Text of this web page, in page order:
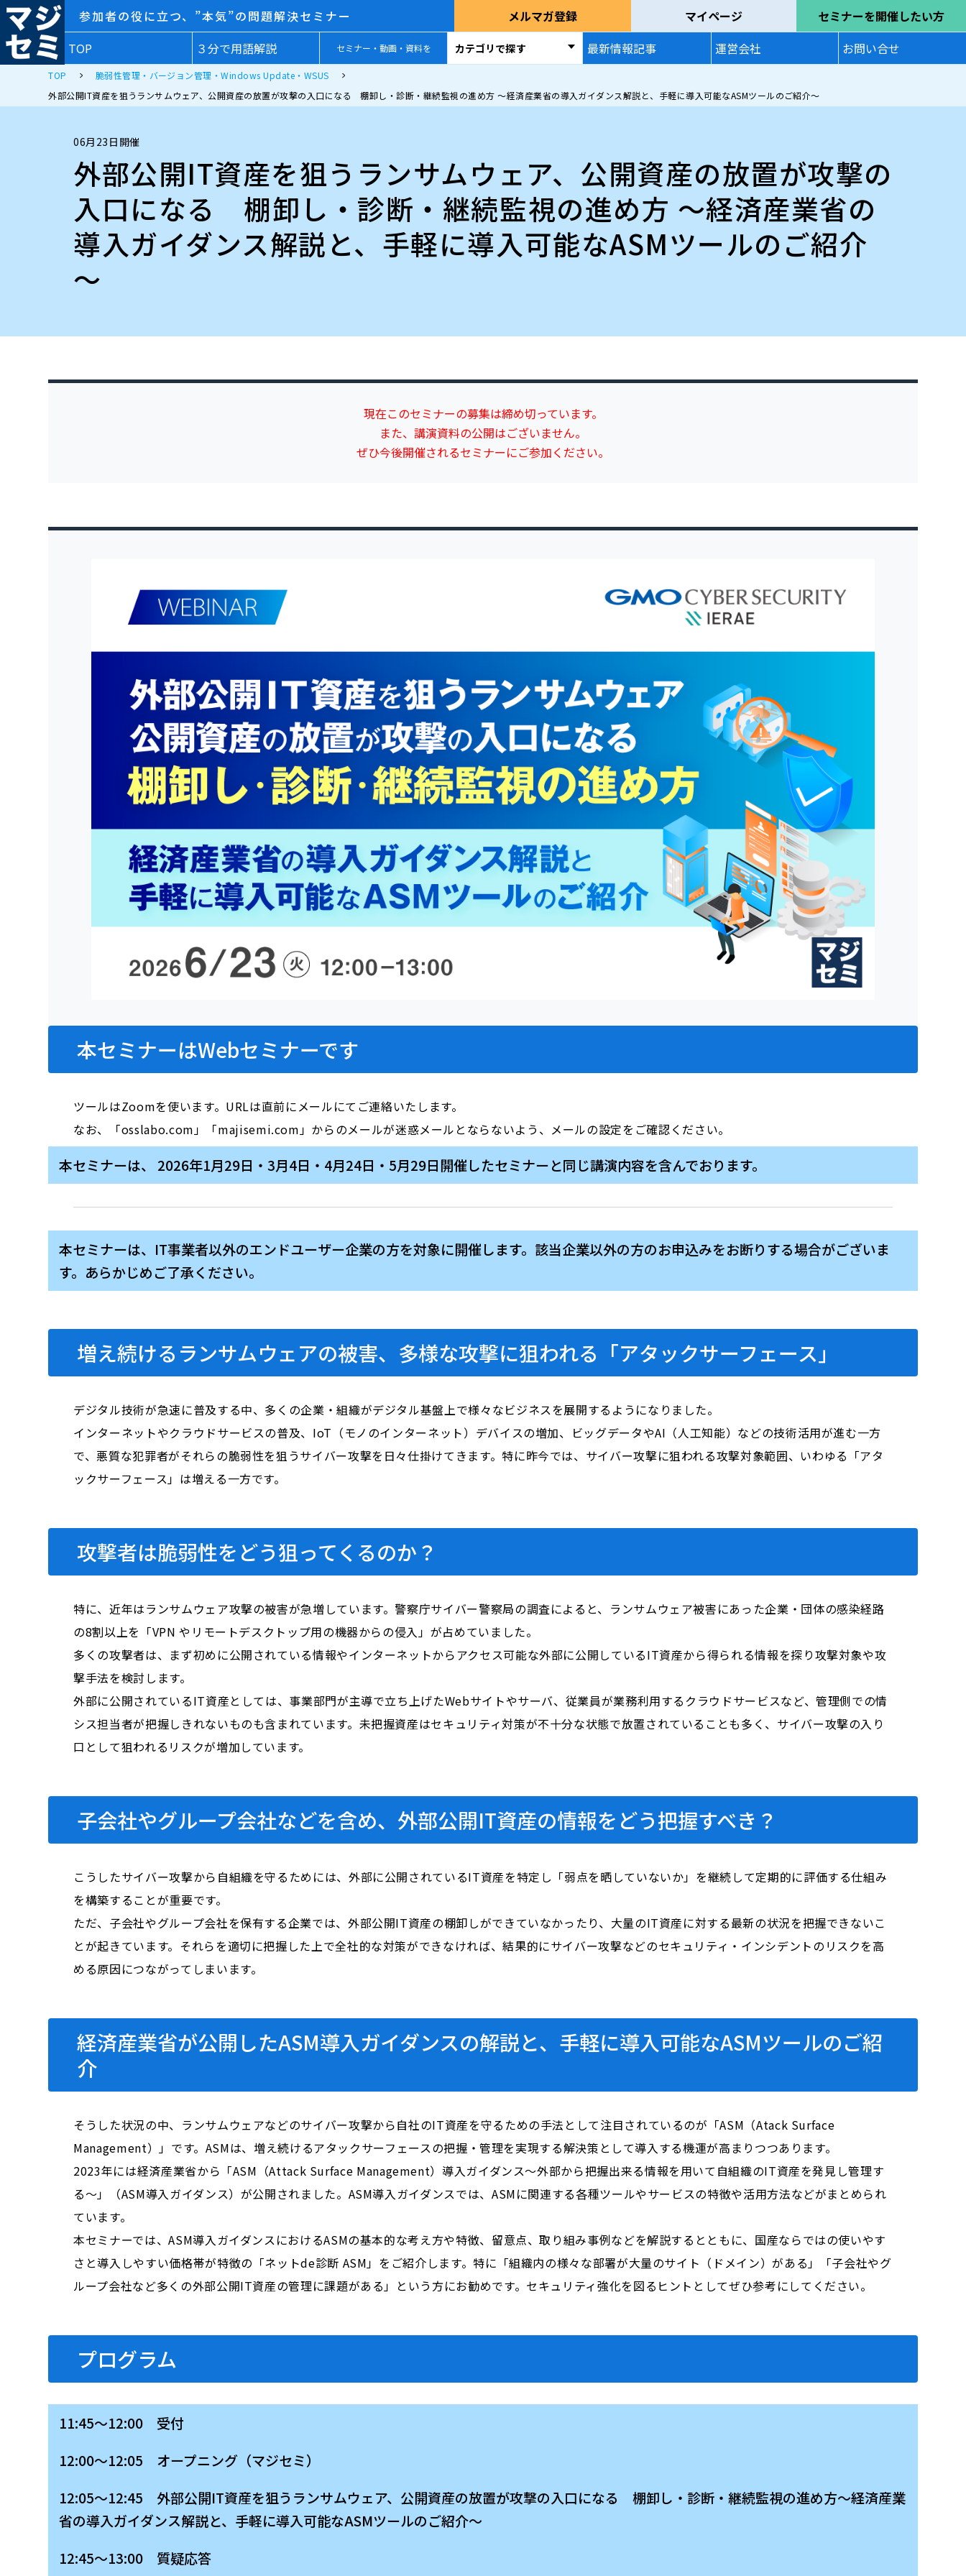
参加者の役に立つ、”本気”の問題解決セミナー メルマガ登録 マイページ
セミナーを開催したい方
TOP
３分で用語解説 セミナー・動画・資料を カテゴリで探す 最新情報記事 運営会社 お問い合せ
TOP
脆弱性管理・バージョン管理・Windows Update・WSUS
外部公開IT資産を狙うランサムウェア、公開資産の放置が攻撃の入口になる 棚卸し・診断・継続監視の進め方 ～経済産業省の導入ガイダンス解説と、手軽に導入可能なASMツールのご紹介～
06月23日開催
外部公開IT資産を狙うランサムウェア、公開資産の放置が攻撃の
入口になる 棚卸し・診断・継続監視の進め方 ～経済産業省の
導入ガイダンス解説と、手軽に導入可能なASMツールのご紹介
～
現在このセミナーの募集は締め切っています。
また、講演資料の公開はございません。
ぜひ今後開催されるセミナーにご参加ください。
本セミナーはWebセミナーです
ツールはZoomを使います。URLは直前にメールにてご連絡いたします。
なお、「osslabo.com」「majisemi.com」からのメールが迷惑メールとならないよう、メールの設定をご確認ください。
本セミナーは、 2026年1月29日・3月4日・4月24日・5月29日開催したセミナーと同じ講演内容を含んでおります。
本セミナーは、IT事業者以外のエンドユーザー企業の方を対象に開催します。該当企業以外の方のお申込みをお断りする場合がございま
す。あらかじめご了承ください。
増え続けるランサムウェアの被害、多様な攻撃に狙われる「アタックサーフェース」
デジタル技術が急速に普及する中、多くの企業・組織がデジタル基盤上で様々なビジネスを展開するようになりました。
インターネットやクラウドサービスの普及、IoT（モノのインターネット）デバイスの増加、ビッグデータやAI（人工知能）などの技術活用が進む一方
で、悪質な犯罪者がそれらの脆弱性を狙うサイバー攻撃を日々仕掛けてきます。特に昨今では、サイバー攻撃に狙われる攻撃対象範囲、いわゆる「アタ
ックサーフェース」は増える一方です。
攻撃者は脆弱性をどう狙ってくるのか？
特に、近年はランサムウェア攻撃の被害が急増しています。警察庁サイバー警察局の調査によると、ランサムウェア被害にあった企業・団体の感染経路
の8割以上を「VPN やリモートデスクトップ用の機器からの侵入」が占めていました。
多くの攻撃者は、まず初めに公開されている情報やインターネットからアクセス可能な外部に公開しているIT資産から得られる情報を探り攻撃対象や攻
撃手法を検討します。
外部に公開されているIT資産としては、事業部門が主導で立ち上げたWebサイトやサーバ、従業員が業務利用するクラウドサービスなど、管理側での情
シス担当者が把握しきれないものも含まれています。未把握資産はセキュリティ対策が不十分な状態で放置されていることも多く、サイバー攻撃の入り
口として狙われるリスクが増加しています。
子会社やグループ会社などを含め、外部公開IT資産の情報をどう把握すべき？
こうしたサイバー攻撃から自組織を守るためには、外部に公開されているIT資産を特定し「弱点を晒していないか」を継続して定期的に評価する仕組み
を構築することが重要です。
ただ、子会社やグループ会社を保有する企業では、外部公開IT資産の棚卸しができていなかったり、大量のIT資産に対する最新の状況を把握できないこ
とが起きています。それらを適切に把握した上で全社的な対策ができなければ、結果的にサイバー攻撃などのセキュリティ・インシデントのリスクを高
める原因につながってしまいます。
経済産業省が公開したASM導入ガイダンスの解説と、手軽に導入可能なASMツールのご紹
介
そうした状況の中、ランサムウェアなどのサイバー攻撃から自社のIT資産を守るための手法として注目されているのが「ASM（Atack Surface
Management）」です。ASMは、増え続けるアタックサーフェースの把握・管理を実現する解決策として導入する機運が高まりつつあります。
2023年には経済産業省から「ASM（Attack Surface Management）導入ガイダンス～外部から把握出来る情報を用いて自組織のIT資産を発見し管理す
る～」（ASM導入ガイダンス）が公開されました。ASM導入ガイダンスでは、ASMに関連する各種ツールやサービスの特徴や活用方法などがまとめられ
ています。
本セミナーでは、ASM導入ガイダンスにおけるASMの基本的な考え方や特徴、留意点、取り組み事例などを解説するとともに、国産ならではの使いやす
さと導入しやすい価格帯が特徴の「ネットde診断 ASM」をご紹介します。特に「組織内の様々な部署が大量のサイト（ドメイン）がある」「子会社やグ
ループ会社など多くの外部公開IT資産の管理に課題がある」という方にお勧めです。セキュリティ強化を図るヒントとしてぜひ参考にしてください。
プログラム
11:45～12:00 受付
12:00～12:05 オープニング（マジセミ）
12:05～12:45 外部公開IT資産を狙うランサムウェア、公開資産の放置が攻撃の入口になる 棚卸し・診断・継続監視の進め方～経済産業
省の導入ガイダンス解説と、手軽に導入可能なASMツールのご紹介～
12:45～13:00 質疑応答